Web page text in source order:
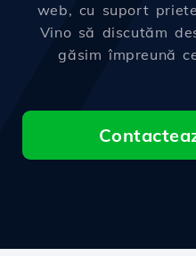
web, cu suport
Vino să discutăm
găsim împreună